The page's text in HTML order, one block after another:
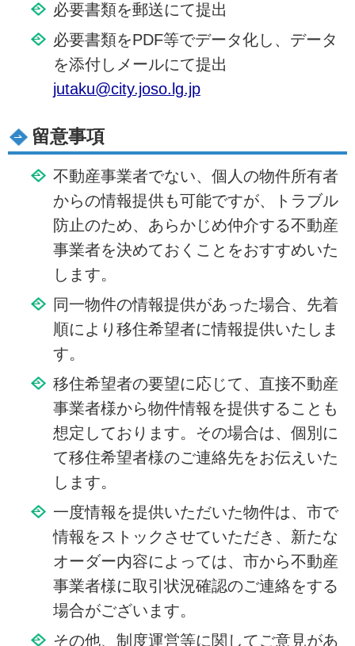
必要書類を郵送にて提出
必要書類をPDF等でデータ化し、データ
を添付しメールにて提出
jutaku@city.joso.lg.jp
留意事項
不動産事業者でない、個人の物件所有者
からの情報提供も可能ですが、トラブル
防止のため、あらかじめ仲介する不動産
事業者を決めておくことをおすすめいた
します。
同一物件の情報提供があった場合、先着
順により移住希望者に情報提供いたしま
す。
移住希望者の要望に応じて、直接不動産
事業者様から物件情報を提供することも
想定しております。その場合は、個別に
て移住希望者様のご連絡先をお伝えいた
します。
一度情報を提供いただいた物件は、市で
情報をストックさせていただき、新たな
オーダー内容によっては、市から不動産
事業者様に取引状況確認のご連絡をする
場合がございます。
その他、制度運営等に関してご意見があ